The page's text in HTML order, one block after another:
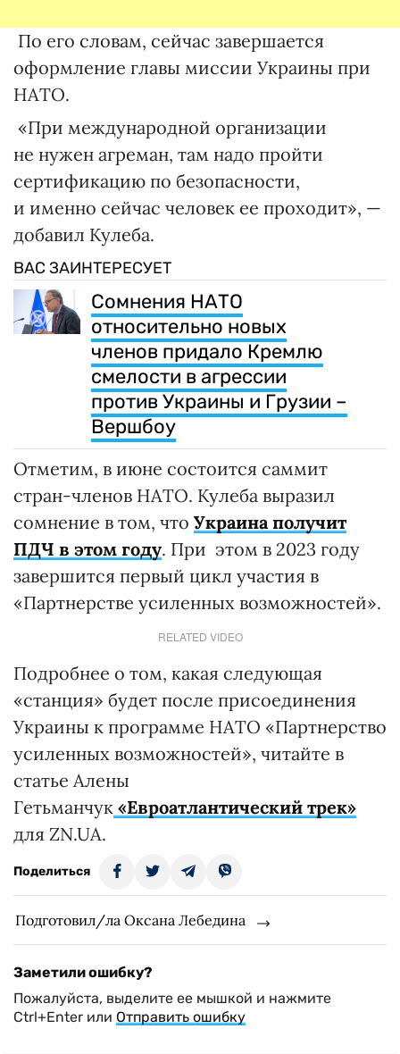
По его словам, сейчас завершается
оформление главы миссии Украины при
НАТО.
«При международной организации
не нужен агреман, там надо пройти
сертификацию по безопасности,
и именно сейчас человек ее проходит», —
добавил Кулеба.
ВАС ЗАИНТЕРЕСУЕТ
Сомнения НАТО
относительно новых
членов придало Кремлю
смелости в агрессии
против Украины и Грузии –
Вершбоу
Отметим, в июне состоится саммит
стран-членов НАТО. Кулеба выразил
сомнение в том, что Украина получит
ПДЧ в этом году. При этом в 2023 году
завершится первый цикл участия в
«Партнерстве усиленных возможностей».
RELATED VIDEO
Подробнее о том, какая следующая
«станция» будет после присоединения
Украины к программе НАТО «Партнерство
усиленных возможностей», читайте в
статье Алены
Гетьманчук «Евроатлантический трек»
для ZN.UA.
Поделиться
Подготовил/ла Оксана Лебедина
Заметили ошибку?
Пожалуйста, выделите ее мышкой и нажмите
Ctrl+Enter или Отправить ошибку